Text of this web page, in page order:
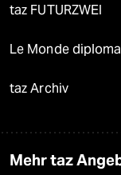
taz FUTURZWEI
Le Monde
taz Archiv
Mehr taz